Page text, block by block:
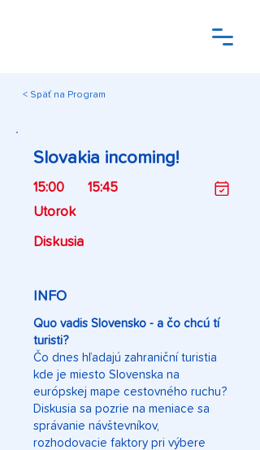
< Späť na Program
Slovakia incoming!
15:00
15:45
Utorok
Diskusia
INFO
Quo vadis Slovensko - a čo chcú tí
turisti?
Čo dnes hľadajú zahraniční turistia
kde je miesto Slovenska na
európskej mape cestovného ruchu?
Diskusia sa pozrie na meniace sa
správanie návštevníkov,
rozhodovacie faktory pri výbere